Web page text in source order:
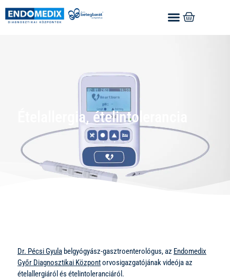
Ételallergia, ételintolerancia
Dr. Pécsi Gyula belgyógyász-gasztroenterológus, az Endomedix
Győr Diagnosztikai Központorvosigazgatójának videója az
ételallergiáról és ételintoleranciáról.